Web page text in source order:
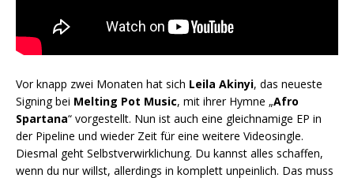
Vor knapp zwei Monaten hat sich Leila Akinyi, das neueste
Signing bei Melting Pot Music, mit ihrer Hymne „Afro
Spartana“ vorgestellt. Nun ist auch eine gleichnamige EP in
der Pipeline und wieder Zeit für eine weitere Videosingle.
Diesmal geht Selbstverwirklichung. Du kannst alles schaffen,
wenn du nur willst, allerdings in komplett unpeinlich. Das muss